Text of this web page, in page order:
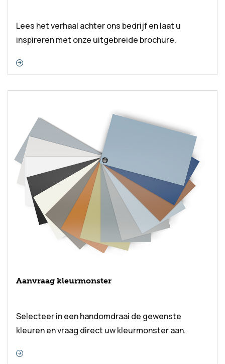
Lees het verhaal achter ons bedrijf en laat u
inspireren met onze uitgebreide brochure.
Aanvraag kleurmonster
Selecteer in een handomdraai de gewenste
kleuren en vraag direct uw kleurmonster aan.